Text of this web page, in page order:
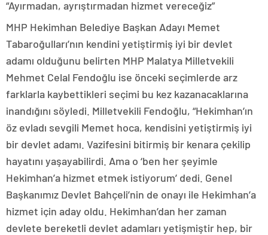
“Ayırmadan, ayrıştırmadan hizmet vereceğiz”
MHP Hekimhan Belediye Başkan Adayı Memet
Tabaroğulları’nın kendini yetiştirmiş iyi bir devlet
adamı olduğunu belirten MHP Malatya Milletvekili
Mehmet Celal Fendoğlu ise önceki seçimlerde arz
farklarla kaybettikleri seçimi bu kez kazanacaklarına
inandığını söyledi. Milletvekili Fendoğlu, “Hekimhan’ın
öz evladı sevgili Memet hoca, kendisini yetiştirmiş iyi
bir devlet adamı. Vazifesini bitirmiş bir kenara çekilip
hayatını yaşayabilirdi. Ama o ‘ben her şeyimle
Hekimhan’a hizmet etmek istiyorum’ dedi. Genel
Başkanımız Devlet Bahçeli’nin de onayı ile Hekimhan’a
hizmet için aday oldu. Hekimhan’dan her zaman
devlete bereketli devlet adamları yetişmiştir hep, bir